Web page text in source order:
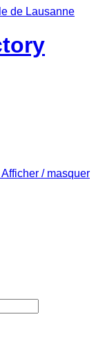
Afficher / masquer